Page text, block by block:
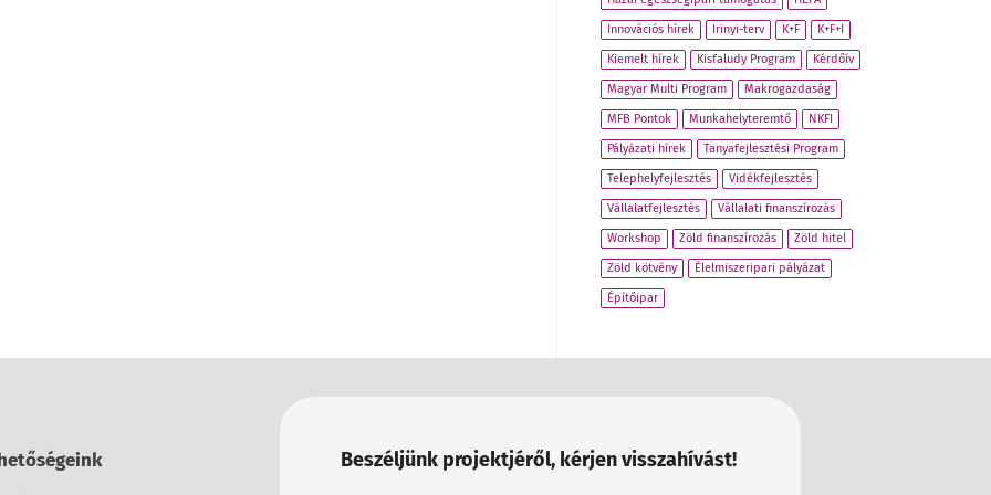
Innovációs hírek Irinyi-terv K+F K+F+I
Kiemelt hírek Kisfaludy Program Kérdőív
Magyar Multi Program Makrogazdaság
MFB Pontok Munkahelyteremtő NKFI
Pályázati hírek Tanyafejlesztési Program
Telephelyfejlesztés Vidékfejlesztés
Vállalatfejlesztés Vállalati finanszírozás
Workshop Zöld finanszírozás Zöld hitel
Zöld kötvény Élelmiszeripari pályázat
Építőipar
Beszéljünk projektjéről, kérjen visszahívást!